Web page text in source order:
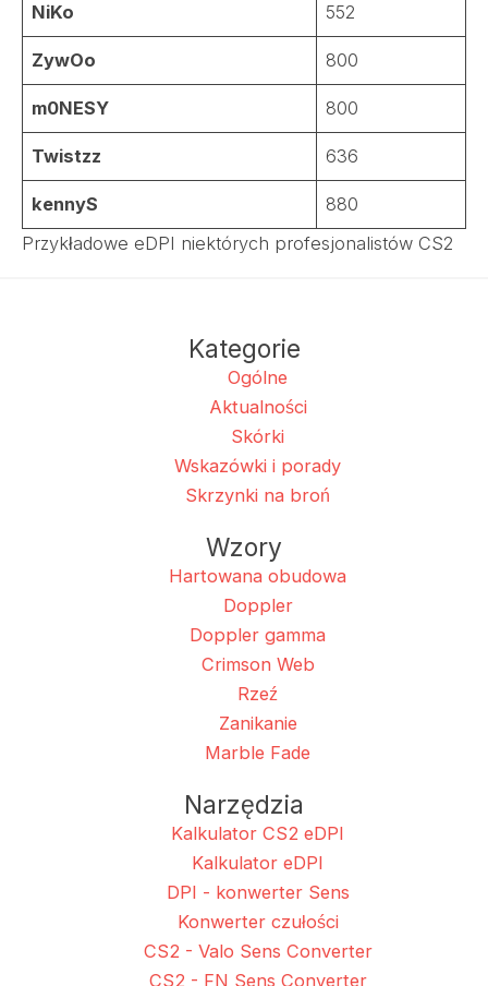
NiKo 552
ZywOo 800
m0NESY 800
Twistzz 636
kennyS
880
Przykładowe eDPI niektórych profesjonalistów CS2
Kategorie
Ogólne
Aktualności
Skórki
Wskazówki i porady
Skrzynki na broń
Wzory
Hartowana obudowa
Doppler
Doppler gamma
Crimson Web
Rzeź
Zanikanie
Marble Fade
Narzędzia
Kalkulator CS2 eDPI
Kalkulator eDPI
DPI - konwerter Sens
Konwerter czułości
CS2 - Valo Sens Converter
CS2 - FN Sens Converter